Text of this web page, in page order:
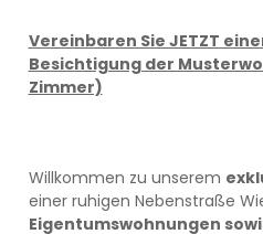
Vereinbaren Sie JETZT
Besichtigung der
Zimmer)
Willkommen zu unserem
einer ruhigen Nebenstraße
Eigentumswohnungen